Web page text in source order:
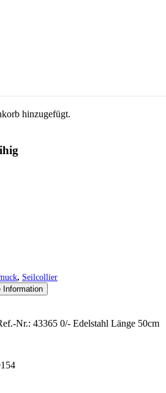
hinzugefügt.
, Seilcollier
Information
Nr.: 43365 0/- Edelstahl Länge 50cm